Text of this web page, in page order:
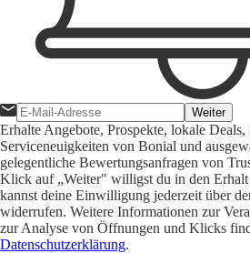
Weiter
Erhalte Angebote, Prospekte, lokale
Serviceneuigkeiten von Bonial und
gelegentliche Bewertungsanfragen von
Klick auf „Weiter" willigst du in den
kannst deine Einwilligung jederzeit über
widerrufen. Weitere Informationen zur
zur Analyse von Öffnungen und Klicks
Datenschutzerklärung.